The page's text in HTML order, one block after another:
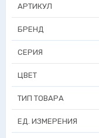
АРТИКУЛ
БРЕНД
СЕРИЯ
ЦВЕТ
ТИП ТОВАРА
ЕД. ИЗМЕРЕНИЯ